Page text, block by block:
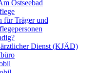
Ostseebad
für Träger und
Dienst (KJÄD)